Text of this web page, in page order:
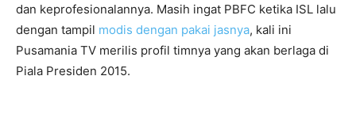
dan keprofesionalannya. Masih ingat PBFC ketika ISL lalu
dengan tampil modis dengan pakai jasnya, kali ini
Pusamania TV merilis profil timnya yang akan berlaga di
Piala Presiden 2015.